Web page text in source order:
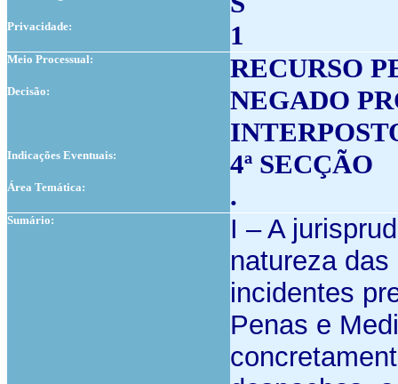
Privacidade: 1
Meio Processual: RECURSO
Decisão:
NEGADO
Indicações Eventuais: 4ª SECÇÃO
Área Temática: .
Sumário:
I – A
natureza
incidentes
Penas e